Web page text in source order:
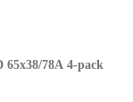
65x38/78A 4-pack